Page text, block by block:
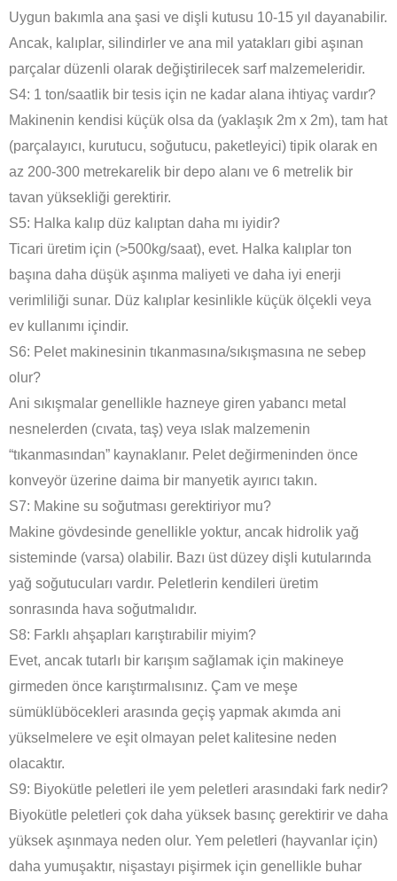
Uygun bakımla ana şasi ve dişli kutusu 10-15 yıl dayanabilir.
Ancak, kalıplar, silindirler ve ana mil yatakları gibi aşınan
parçalar düzenli olarak değiştirilecek sarf malzemeleridir.
S4: 1 ton/saatlik bir tesis için ne kadar alana ihtiyaç vardır?
Makinenin kendisi küçük olsa da (yaklaşık 2m x 2m), tam hat
(parçalayıcı, kurutucu, soğutucu, paketleyici) tipik olarak en
az 200-300 metrekarelik bir depo alanı ve 6 metrelik bir
tavan yüksekliği gerektirir.
S5: Halka kalıp düz kalıptan daha mı iyidir?
Ticari üretim için (>500kg/saat), evet. Halka kalıplar ton
başına daha düşük aşınma maliyeti ve daha iyi enerji
verimliliği sunar. Düz kalıplar kesinlikle küçük ölçekli veya
ev kullanımı içindir.
S6: Pelet makinesinin tıkanmasına/sıkışmasına ne sebep
olur?
Ani sıkışmalar genellikle hazneye giren yabancı metal
nesnelerden (cıvata, taş) veya ıslak malzemenin
“tıkanmasından” kaynaklanır. Pelet değirmeninden önce
konveyör üzerine daima bir manyetik ayırıcı takın.
S7: Makine su soğutması gerektiriyor mu?
Makine gövdesinde genellikle yoktur, ancak hidrolik yağ
sisteminde (varsa) olabilir. Bazı üst düzey dişli kutularında
yağ soğutucuları vardır. Peletlerin kendileri üretim
sonrasında hava soğutmalıdır.
S8: Farklı ahşapları karıştırabilir miyim?
Evet, ancak tutarlı bir karışım sağlamak için makineye
girmeden önce karıştırmalısınız. Çam ve meşe
sümüklüböcekleri arasında geçiş yapmak akımda ani
yükselmelere ve eşit olmayan pelet kalitesine neden
olacaktır.
S9: Biyokütle peletleri ile yem peletleri arasındaki fark nedir?
Biyokütle peletleri çok daha yüksek basınç gerektirir ve daha
yüksek aşınmaya neden olur. Yem peletleri (hayvanlar için)
daha yumuşaktır, nişastayı pişirmek için genellikle buhar
Indonesian